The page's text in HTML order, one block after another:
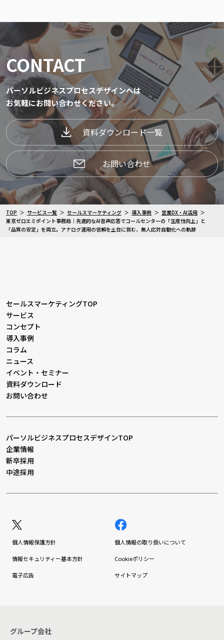
CONTACT
パーソルビジネスプロセスデザインへは
お気軽にお問い合わせください。
資料ダウンロード一覧
お問い合わせ
TOP サービス一覧 セールスマーケティング 導入事例
営業DX・AI活用
東京ゼロエミポイント事務局｜先進的なAI音声応答でコールセンターの「生産性向上」と
「品質の安定」を両立。アナログ運用の信頼を土台に挑む、無人応対自動化への軌跡
セールスマーケティングTOP
サービス
コンセプト
導入事例
コラム
ニュース
イベント・セミナー
資料ダウンロード
お問い合わせ
パーソルビジネスプロセスデザインTOP
企業情報
新卒採用
中途採用
個人情報保護方針 個人情報の取り扱いについて
情報セキュリティー基本方針 Cookieポリシー
電子広告 サイトマップ
グループ会社